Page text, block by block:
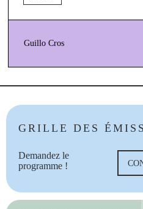
Guillo Cros
GRILLE DES
Demandez le
programme !